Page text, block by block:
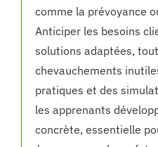
comme la prévoyance
Anticiper les besoins
solutions adaptées,
chevauchements
pratiques et des
les apprenants
concrète, essentielle